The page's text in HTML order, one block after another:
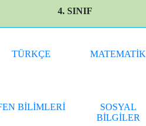
4. SINIF
TÜRKÇE MATEMATİK
BİLİMLERİ
SOSYAL
BİLGİLER